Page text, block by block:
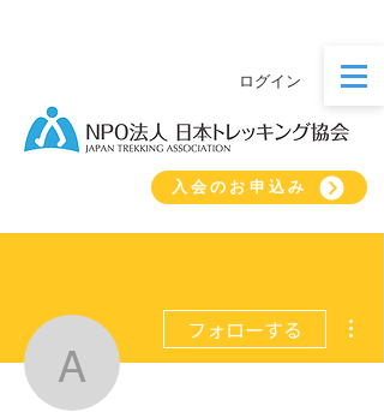
ログイン
入会のお申込み
alimuhs9192488
フォローする